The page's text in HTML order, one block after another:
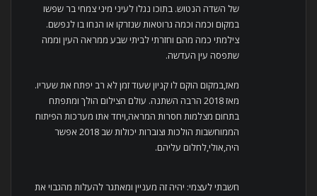
של השדה הנטוש. בתוכו נגלו לעיני מיני צמחי בר שפשו
במקום וכמה וכמה גרוטאות שנזרקו או הנחו בו לנפשם.
צילמתי כמה מהם וחזרתי לביתי שבע ממראה העין וממה
שתפסה עין העדשה.
מאז,במקום הוקם לו קניון שעוד זמן לא רב יפתח את שעריו.
מאז 2018 הרבה השתנה. עולם הצילום הולך ומתפתח
בתחום מצלמות חסרות המראה,ויחד אתו מערכות הפיתוח
הממוחשבות הולכות וצוברות יכולות שב 2018 אפשר
היה,אולי,לחלום עליהם.
חשבתי לעצמי: יהיה זה מעניין ומאתגר להעלות מהגבוי את